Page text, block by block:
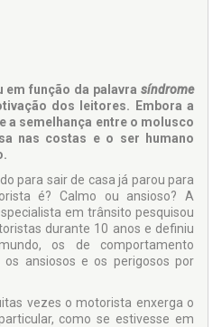
função da palavra síndrome
dos leitores. Embora a
a semelhança entre o molusco
nas costas e o ser humano
para sair de casa já parou para
é? Calmo ou ansioso? A
em trânsito pesquisou
durante 10 anos e definiu
os de comportamento
os ansiosos e os perigosos por
vezes o motorista enxerga o
como se estivesse em